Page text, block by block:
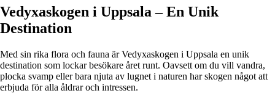
Vedyxaskogen i Uppsala – En Unik
Destination
Med sin rika flora och fauna är Vedyxaskogen i Uppsala en unik
destination som lockar besökare året runt. Oavsett om du vill vandra,
plocka svamp eller bara njuta av lugnet i naturen har skogen något att
erbjuda för alla åldrar och intressen.